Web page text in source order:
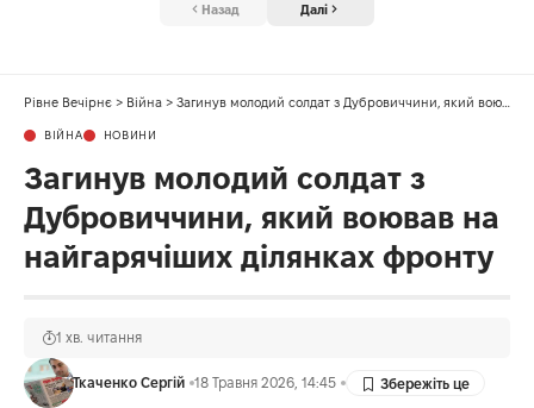
Назад Далі
Рівне Вечірнє > Війна > Загинув молодий солдат з Дубровиччини, який воював на найгарячіших ділянках фронту
ВІЙНА НОВИНИ
Загинув молодий солдат з
Дубровиччини, який воював на
найгарячіших ділянках фронту
Ткаченко Сергій 18 Травня 2026, 14:45
1 хв. читання